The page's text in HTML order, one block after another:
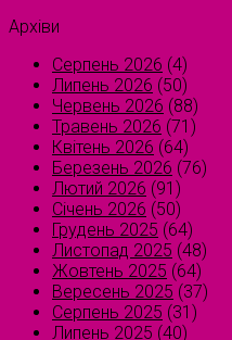
Архіви
Серпень 2026 (4)
Липень 2026 (50)
Червень 2026 (88)
Травень 2026 (71)
Квітень 2026 (64)
Березень 2026 (76)
Лютий 2026 (91)
Січень 2026 (50)
Грудень 2025 (64)
Листопад 2025 (48)
Жовтень 2025 (64)
Вересень 2025 (37)
Серпень 2025 (31)
Липень 2025 (40)